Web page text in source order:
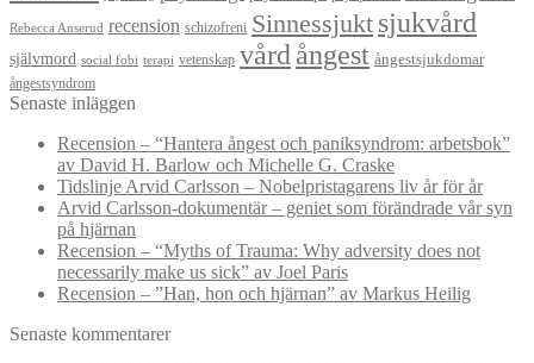
Rebecca Anserud recension schizofreni Sinnessjukt sjukvård
självmord social fobi terapi vetenskap vårdångest ångestsjukdomar
ångestsyndrom
Senaste inläggen
Recension – “Hantera ångest och paniksyndrom: arbetsbok”
av David H. Barlow och Michelle G. Craske
Tidslinje Arvid Carlsson – Nobelpristagarens liv år för år
Arvid Carlsson-dokumentär – geniet som förändrade vår syn
på hjärnan
Recension – “Myths of Trauma: Why adversity does not
necessarily make us sick” av Joel Paris
Recension – ”Han, hon och hjärnan” av Markus Heilig
Senaste kommentarer